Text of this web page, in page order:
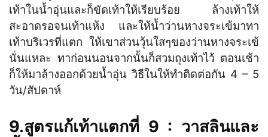
เท้าในน้ำอุ่นและก็ขัดเท้าให้เรียบร้อย ล้างเท้าให้
สะอาดรอจนเท้าแห้ง และให้น้ำว่านหางจระเข้มาทา
เท้าบริเวรที่แตก ให้เขาส่วนวุ้นใสๆของว่านหางจระเข้
นั่นแหละ ทาก่อนนอนจากนั้นก็สวมถุงเท้าไว้ ตอนเช้า
ก็ให้มาล้างออกด้วยน้ำอุ่น วิธีในให้ทำติดต่อกัน 4 – 5
วัน/สัปดาห์
9.สูตรแก้เท้าแตกที่ 9 : วาสลินและ